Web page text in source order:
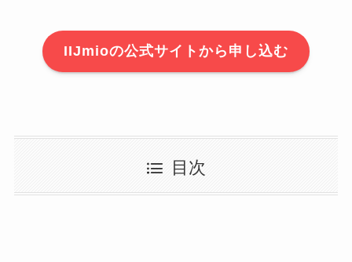
IIJmioの公式サイトから申し込む
目次